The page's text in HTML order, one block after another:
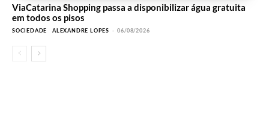
ViaCatarina Shopping passa a disponibilizar água gratuita
em todos os pisos
SOCIEDADE ALEXANDRE LOPES - 06/08/2026